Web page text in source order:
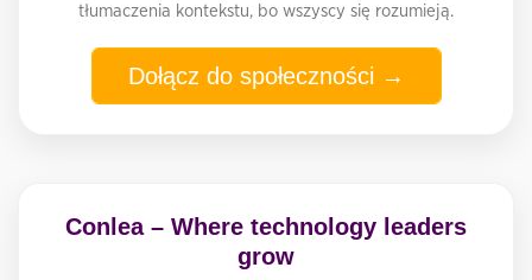
tłumaczenia kontekstu, bo wszyscy się rozumieją.
Dołącz do społeczności →
Conlea – Where technology leaders
grow